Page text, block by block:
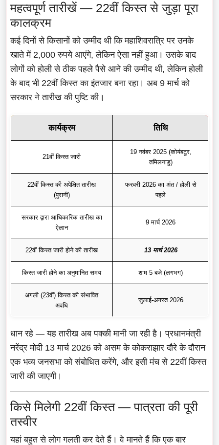
महत्वपूर्ण तारीखें — 22वीं किस्त से जुड़ा पूरा
कालक्रम
कई दिनों से किसानों को उम्मीद थी कि महाशिवरात्रि पर उनके
खाते में 2,000 रुपये आएंगे, लेकिन ऐसा नहीं हुआ। उसके बाद
लोगों को होली से ठीक पहले पैसे आने की उम्मीद थी, लेकिन होली
के बाद भी 22वीं किस्त का इंतजार बना रहा। अब 9 मार्च को
सरकार ने तारीख की पुष्टि की।
कार्यक्रम तिथि
21वीं किस्त जारी
19 नवंबर 2025 (कोयंबटूर,
तमिलनाडु)
22वीं किस्त की अपेक्षित तारीख
(पुरानी)
फरवरी 2026 का अंत / होली से
पहले
सरकार द्वारा आधिकारिक तारीख का
ऐलान
9 मार्च 2026
22वीं किस्त जारी होने की तारीख 13 मार्च 2026
किस्त जारी होने का अनुमानित समय शाम 5 बजे (लगभग)
अगली (23वीं) किस्त की संभावित
अवधि
जुलाई-अगस्त 2026
धान रहे — यह तारीख अब पक्की मानी जा रही है। प्रधानमंत्री
नरेंद्र मोदी 13 मार्च 2026 को असम के कोकराझार दौरे के दौरान
एक भव्य जनसभा को संबोधित करेंगे, और इसी मंच से 22वीं किस्त
जारी की जाएगी।
किसे मिलेगी 22वीं किस्त — पात्रता की पूरी
तस्वीर
यहां बहुत से लोग गलती कर देते हैं। वे मानते हैं कि एक बार